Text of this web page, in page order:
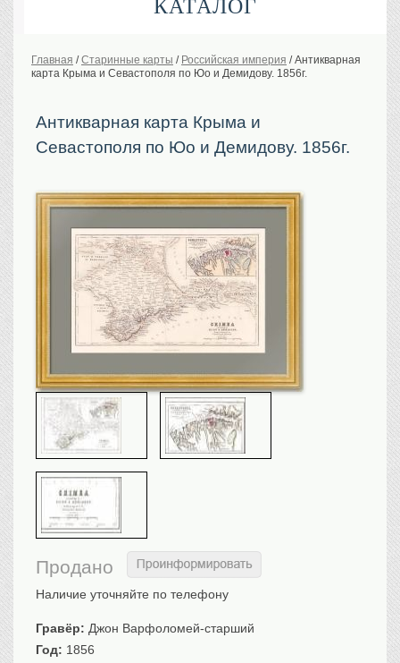
КАТАЛОГ
История Российской империи. Обычаи
Предметы VIP
Портреты царской семьи
Москва
Санкт-Петербург
Российская империя
Прочие
Старинные карты
Российская империя
Европа
Мир
Исторические карты
Виды городов
Москва
Санкт-Петербург
Российская империя
Прочие
Севастополь, Крым
Ценные бумаги
История моды. Униформа
Гражданская мода
Униформа
Главная /Старинные карты / Российская империя /Антикварная
карта Крыма и Севастополя по Юо и Демидову. 1856г.
Антикварная карта Крыма и
Севастополя по Юо и Демидову. 1856г.
Продано
Наличие уточняйте по телефону
Гравёр: Джон Варфоломей-старший
Год: 1856